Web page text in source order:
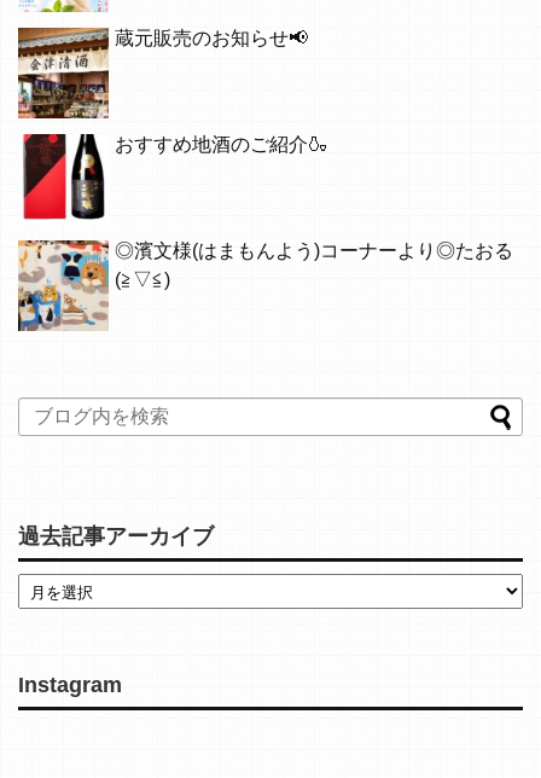
蔵元販売のお知らせ📢
おすすめ地酒のご紹介🍶
◎濱文様(はまもんよう)コーナーより◎たおる
(≧▽≦)
過去記事アーカイブ
Instagram